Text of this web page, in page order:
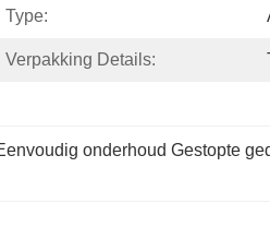
Type:
Verpakking Details:
onderhoud Gestopte